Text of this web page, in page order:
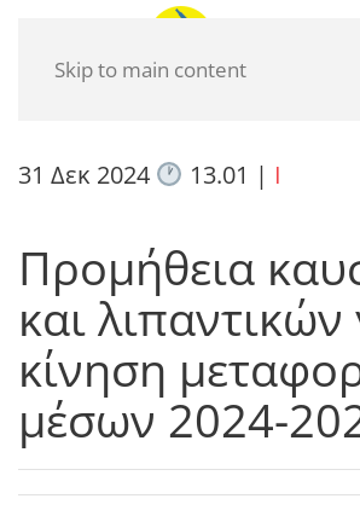
Skip to main content
31 Δεκ 2024 13.01 | I
Προμήθεια
και λιπαντικών
κίνηση
μέσων 2024-